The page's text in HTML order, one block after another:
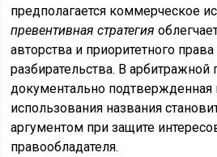
предполагается коммерческое
превентивная стратегия
авторства и приоритетного
разбирательства. В
документально подтвержденная
использования названия
аргументом при защите
правообладателя.